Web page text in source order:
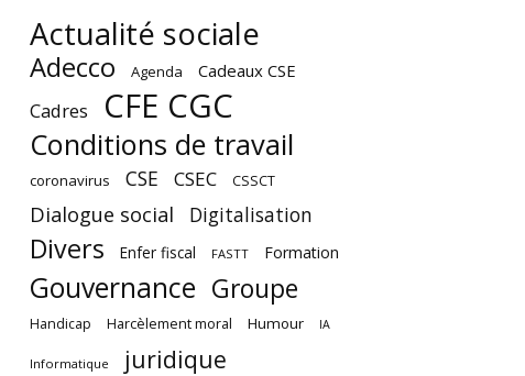
Actualité sociale
Adecco Agenda Cadeaux CSE
Cadres CFE CGC
Conditions de travail
coronavirus CSE CSEC CSSCT
Dialogue social Digitalisation
Divers Enfer fiscal FASTT Formation
Gouvernance Groupe
Handicap Harcèlement moral Humour IA
Informatique
juridique